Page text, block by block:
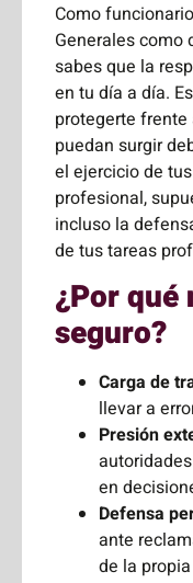
Como
Generales como
sabes que la
en tu día a día.
protegerte
puedan surgir
el ejercicio de
profesional,
incluso la
de tus tareas
¿Por qué
seguro?
Carga de
llevar a
Presión
en
Defensa
ante
de la